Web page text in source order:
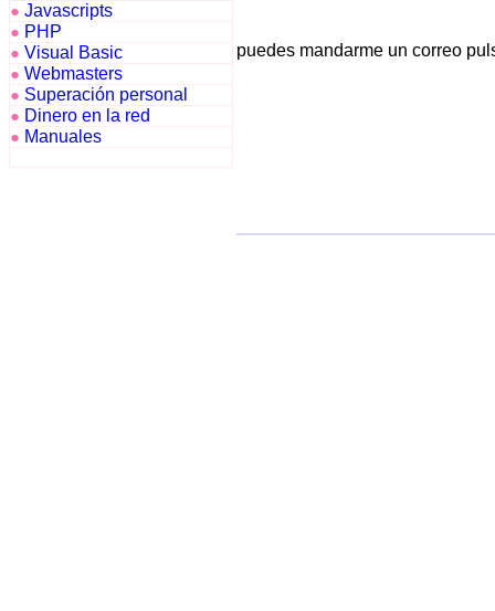
● Javascripts
● PHP
● Visual Basic
● Webmasters
● Superación personal
● Dinero en la red
● Manuales
puedes mandarme un correo